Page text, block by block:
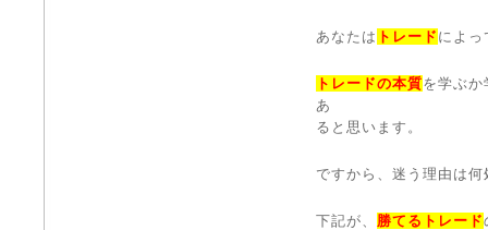
あなたは トレード によっ
トレードの本質を学ぶ
あ
ると思います。
ですから、迷う理由は
下記が、 勝てるトレード